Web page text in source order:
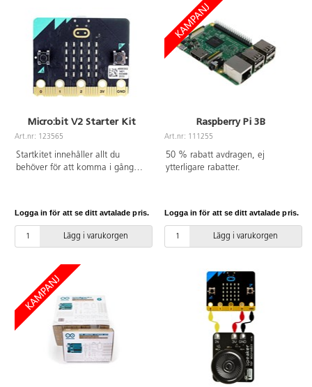
kopplingstrådar (till kontakterna
på baksidan) och instruktionsblad
på engelska. Om blyerts används
som ledare rekommenderas
mjuka pennor med hög
grafithalt, gärna 2B. PVC-fri.
Micro:bit V2 Starter Kit
Art.nr: 123565
Startkitet innehåller allt du
behöver för att komma i gång
batterier.
Logga in för att se ditt avtalade pris.
Lägg i varukorgen
Raspberry Pi 3B
Art.nr: 111255
50 % rabatt avdragen, ej
ytterligare rabatter.
Logga in för att se ditt avtalade pris.
Lägg i varukorgen